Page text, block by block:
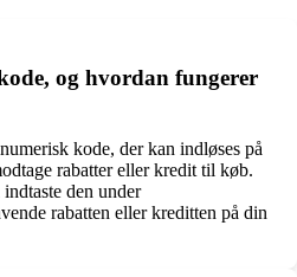
og hvordan fungerer
kode, der kan indløses på
rabatter eller kredit til køb.
den under
rabatten eller kreditten på din